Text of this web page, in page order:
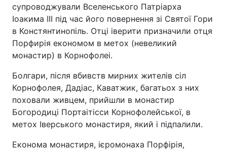
супроводжували Вселенського Патріарха
Іоакима ІІІ під час його повернення зі Святої Гори
в Констянтинопіль. Отці іверити призначили отця
Порфирія економом в метох (невеликий
монастир) в Корнофолеі.
Болгари, після вбивств мирних жителів сіл
Корнофолея, Дадіас, Каватжик, багатьох з них
поховали живцем, прийшли в монастир
Богородиці Портаітісси Корнофолейської, в
метох Іверського монастиря, який і підпалили.
Економа монастиря, ієромонаха Порфірія,